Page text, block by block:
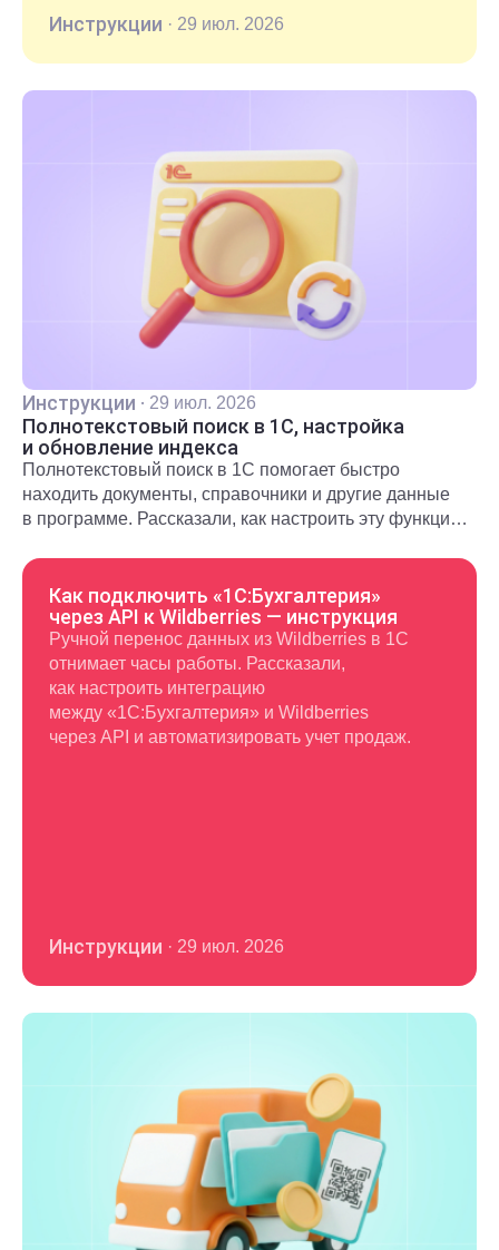
Инструкции · 29 июл. 2026
Инструкции · 29 июл. 2026
Полнотекстовый поиск в 1С, настройка
и обновление индекса
Полнотекстовый поиск в 1С помогает быстро
находить документы, справочники и другие данные
в программе. Рассказали, как настроить эту функцию
Как подключить «1С:Бухгалтерия»
через API к Wildberries — инструкция
Ручной перенос данных из Wildberries в 1С
отнимает часы работы. Рассказали,
как настроить интеграцию
между «1С:Бухгалтерия» и Wildberries
через API и автоматизировать учет продаж.
Инструкции · 29 июл. 2026